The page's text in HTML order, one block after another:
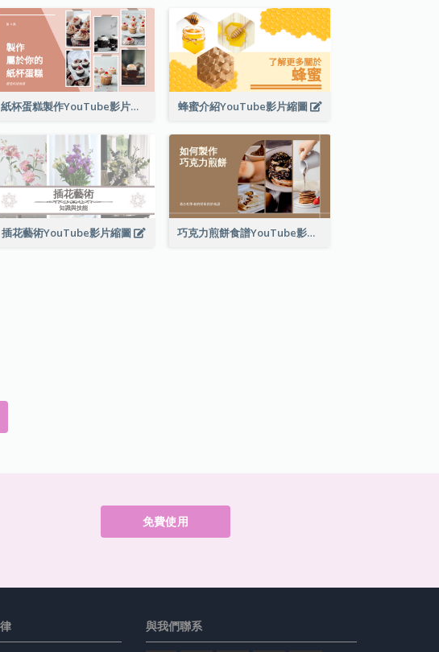
紙杯蛋糕製作YouTube影片縮圖 蜂蜜介紹YouTube影片縮圖
插花藝術YouTube影片縮圖 巧克力煎餅食譜YouTube影片縮圖
免費使用
與我們聯系